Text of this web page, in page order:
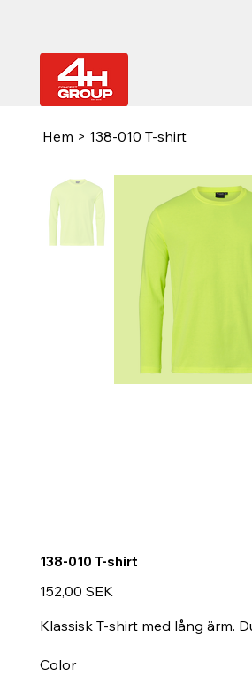
Hem > 138-010 T-shirt
138-010 T-shirt
Hinta
152,00 SEK
Klassisk T-shirt med lång ärm.
Color